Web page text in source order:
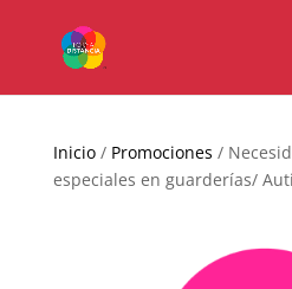
Inicio/ Promociones /
especiales en guarderías/